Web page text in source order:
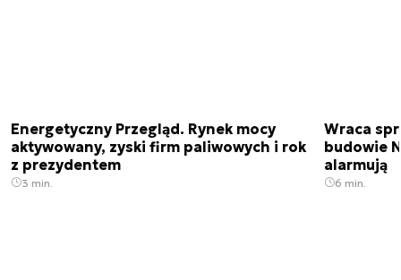
Energetyczny Przegląd. Rynek mocy
aktywowany, zyski firm paliwowych i rok
z prezydentem
3 min.
Wraca
budowie
alarmują
6 min.